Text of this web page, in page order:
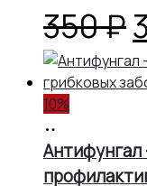
350₽
10%
корзину
Антифунгал